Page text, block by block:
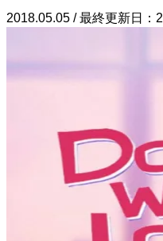
2018.05.05 / 最終更新日：